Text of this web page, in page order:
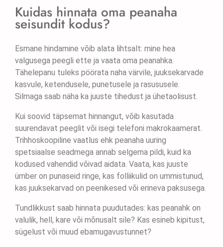
Kuidas hinnata oma peanaha
seisundit kodus?
Esmane hindamine võib alata lihtsalt: mine hea
valgusega peegli ette ja vaata oma peanahka.
Tähelepanu tuleks pöörata naha värvile, juuksekarvade
kasvule, ketendusele, punetusele ja rasususele.
Silmaga saab näha ka juuste tihedust ja ühetaolisust.
Kui soovid täpsemat hinnangut, võib kasutada
suurendavat peeglit või isegi telefoni makrokaamerat.
Trihhoskoopiline vaatlus ehk peanaha uuring
spetsiaalse seadmega annab selgema pildi, kuid ka
kodused vahendid võivad aidata. Vaata, kas juuste
ümber on punaseid ringe, kas folliikulid on ummistunud,
kas juuksekarvad on peenikesed või erineva paksusega.
Tundlikkust saab hinnata puudutades: kas peanahk on
valulik, hell, kare või mõnusalt sile? Kas esineb kipitust,
sügelust või muud ebamugavustunnet?